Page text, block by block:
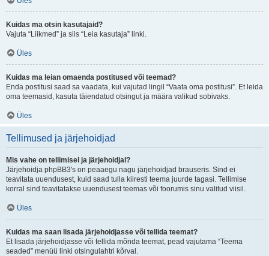
Kuidas ma otsin kasutajaid?
Vajuta “Liikmed” ja siis “Leia kasutaja” linki.
Üles
Kuidas ma leian omaenda postitused või teemad?
Enda postitusi saad sa vaadata, kui vajutad lingil “Vaata oma postitusi”. Et leida
oma teemasid, kasuta täiendatud otsingut ja määra valikud sobivaks.
Üles
Tellimused ja järjehoidjad
Mis vahe on tellimisel ja järjehoidjal?
Järjehoidja phpBB3's on peaaegu nagu järjehoidjad brauseris. Sind ei
teavitata uuendusest, kuid saad tulla kiiresti teema juurde tagasi. Tellimise
korral sind teavitatakse uuendusest teemas või foorumis sinu valitud viisil.
Üles
Kuidas ma saan lisada järjehoidjasse või tellida teemat?
Et lisada järjehoidjasse või tellida mõnda teemat, pead vajutama “Teema
seaded” menüü linki otsingulahtri kõrval.